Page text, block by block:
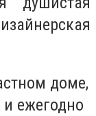
доме,
ежегодно